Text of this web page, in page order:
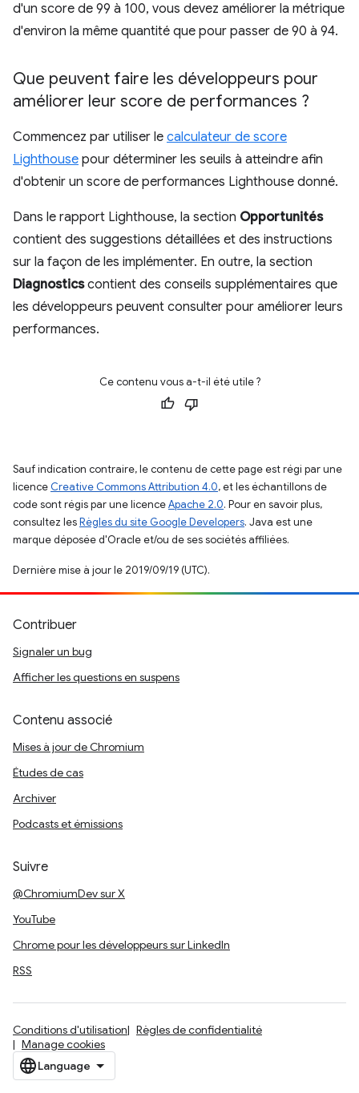
d'un score de 99 à 100, vous devez améliorer la métrique
d'environ la même quantité que pour passer de 90 à 94.
Que peuvent faire les développeurs pour
améliorer leur score de performances ?
Commencez par utiliser le calculateur de score
Lighthouse pour déterminer les seuils à atteindre afin
d'obtenir un score de performances Lighthouse donné.
Dans le rapport Lighthouse, la section Opportunités
contient des suggestions détaillées et des instructions
sur la façon de les implémenter. En outre, la section
Diagnosticscontient des conseils supplémentaires que
les développeurs peuvent consulter pour améliorer leurs
performances.
Ce contenu vous a-t-il été utile ?
Sauf indication contraire, le contenu de cette page est régi par une
licence Creative Commons Attribution 4.0, et les échantillons de
code sont régis par une licenceApache 2.0. Pour en savoir plus,
consultez lesRègles du site Google Developers. Java est une
marque déposée d'Oracle et/ou de ses sociétés affiliées.
Dernière mise à jour le 2019/09/19 (UTC).
Contribuer
Signaler un bug
Afficher les questions en suspens
Contenu associé
Mises à jour de Chromium
Études de cas
Archiver
Podcasts et émissions
Suivre
@ChromiumDev sur X
YouTube
Chrome pour les développeurs sur LinkedIn
RSS
Conditions d'utilisation
Règles de confidentialité
Manage cookies